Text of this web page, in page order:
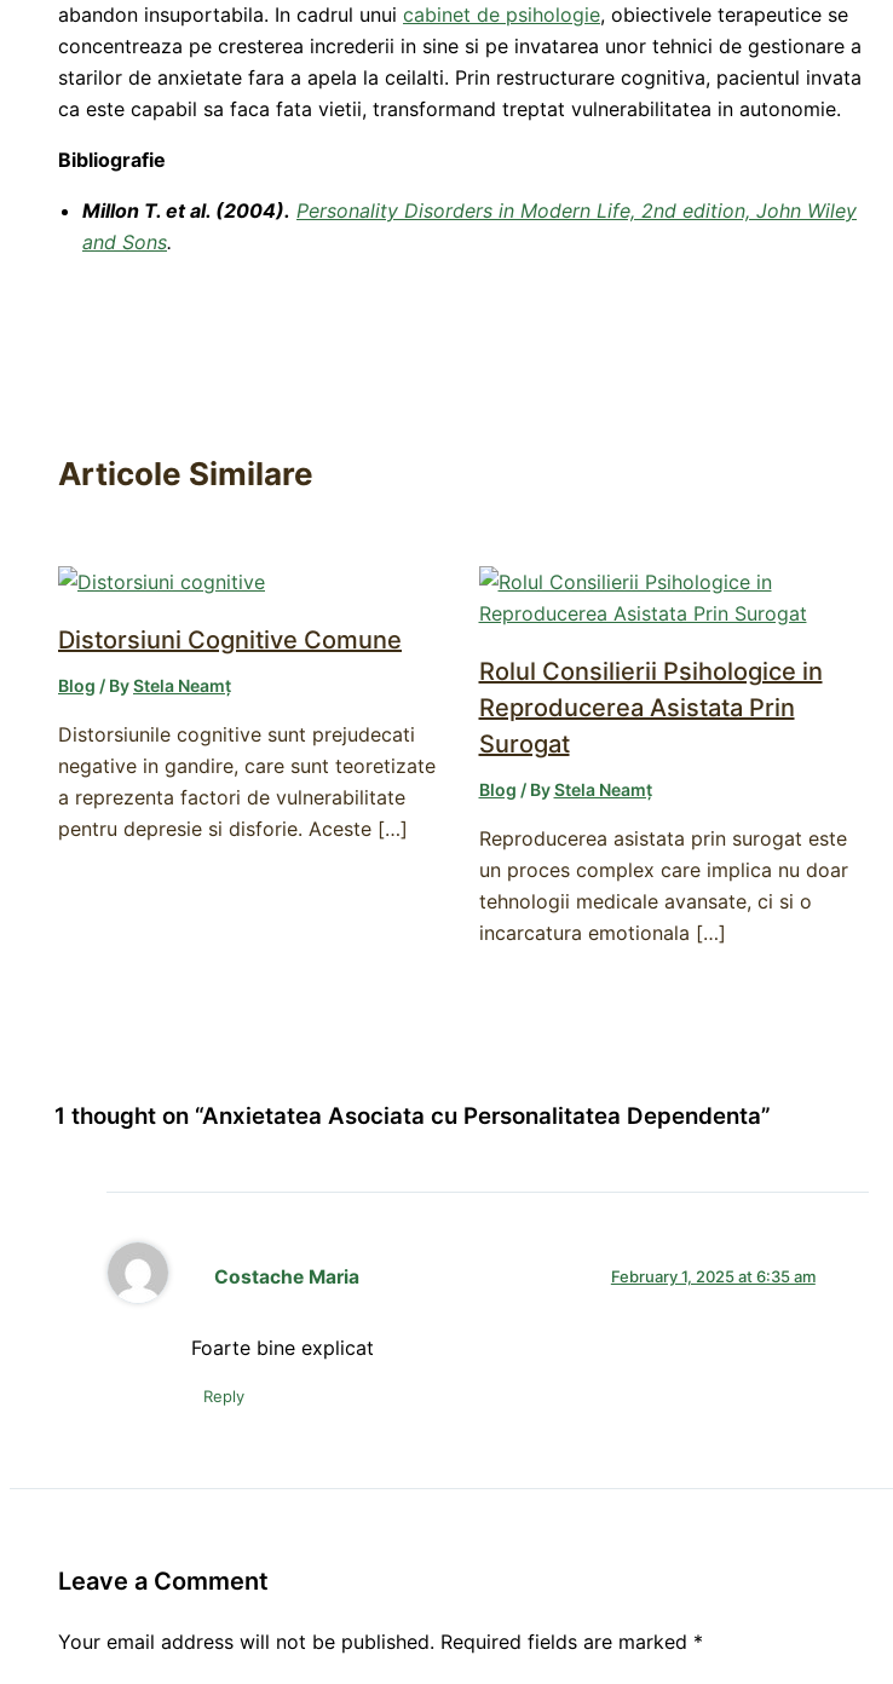
abandon insuportabila. In cadrul unui cabinet de psihologie, obiectivele terapeutice se
concentreaza pe cresterea increderii in sine si pe invatarea unor tehnici de gestionare a
starilor de anxietate fara a apela la ceilalti. Prin restructurare cognitiva, pacientul invata
ca este capabil sa faca fata vietii, transformand treptat vulnerabilitatea in autonomie.
Bibliografie
Millon T. et al. (2004). Personality Disorders in Modern Life, 2nd edition, John Wiley
and Sons.
Articole Similare
Distorsiuni Cognitive Comune
Blog / ByStela Neamț
Distorsiunile cognitive sunt prejudecati
negative in gandire, care sunt teoretizate
a reprezenta factori de vulnerabilitate
pentru depresie si disforie. Aceste […]
Rolul Consilierii Psihologice in
Reproducerea Asistata Prin
Surogat
Blog / ByStela Neamț
Reproducerea asistata prin surogat este
un proces complex care implica nu doar
tehnologii medicale avansate, ci si o
incarcatura emotionala […]
1 thought on “Anxietatea Asociata cu Personalitatea Dependenta”
Costache Maria February 1, 2025 at 6:35 am
Foarte bine explicat
Reply
Leave a Comment
Your email address will not be published. Required fields are marked *